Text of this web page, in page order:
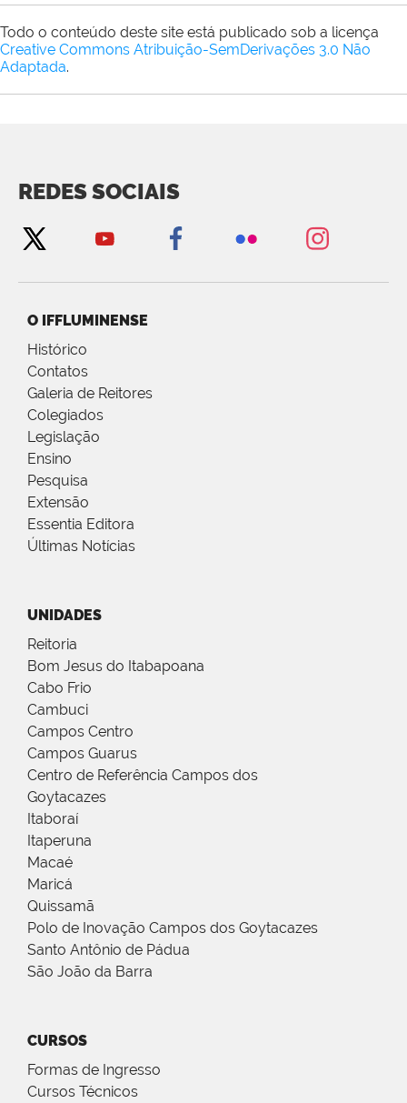
Todo o conteúdo deste site está publicado sob a licença
Creative Commons Atribuição-SemDerivações 3.0 Não
Adaptada.
REDES SOCIAIS
O IFFLUMINENSE
Histórico
Contatos
Galeria de Reitores
Colegiados
Legislação
Ensino
Pesquisa
Extensão
Essentia Editora
Últimas Notícias
UNIDADES
Reitoria
Bom Jesus do Itabapoana
Cabo Frio
Cambuci
Campos Centro
Campos Guarus
Centro de Referência Campos dos
Goytacazes
Itaboraí
Itaperuna
Macaé
Maricá
Quissamã
Polo de Inovação Campos dos Goytacazes
Santo Antônio de Pádua
São João da Barra
CURSOS
Formas de Ingresso
Cursos Técnicos